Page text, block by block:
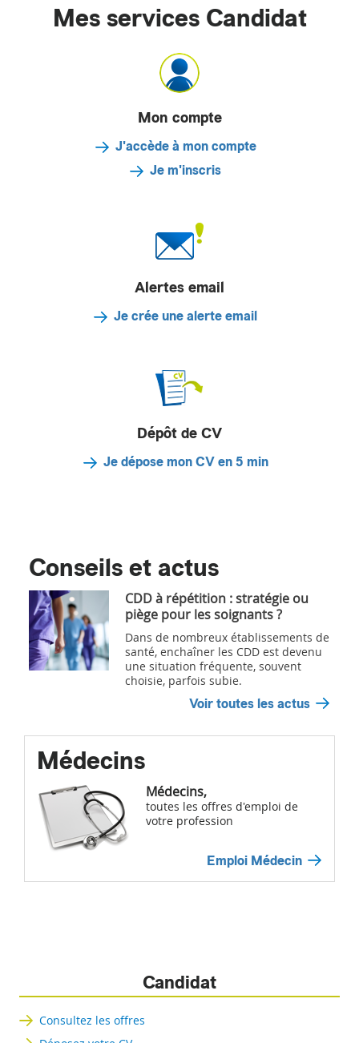
Mes services Candidat
Mon compte
J'accède à mon compte
Je m'inscris
Alertes email
Je crée une alerte email
Dépôt de CV
Je dépose mon CV en 5 min
Conseils et actus
CDD à répétition : stratégie ou
piège pour les soignants ?
Dans de nombreux établissements de
santé, enchaîner les CDD est devenu
une situation fréquente, souvent
choisie, parfois subie.
Voir toutes les actus
Médecins
Médecins,
toutes les offres d'emploi de
votre profession
Emploi Médecin
Candidat
Consultez les offres